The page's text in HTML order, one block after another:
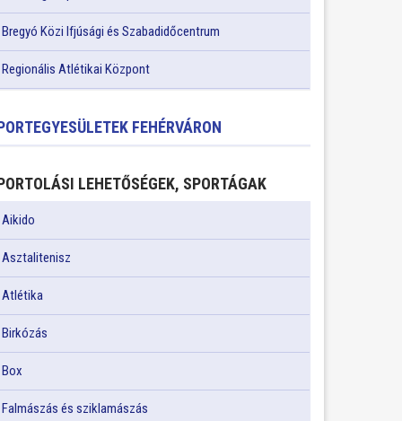
Bregyó Közi Ifjúsági és Szabadidőcentrum
Regionális Atlétikai Központ
FEHÉRVÁRON
LEHETŐSÉGEK, SPORTÁGAK
Aikido
Asztalitenisz
Atlétika
Birkózás
Box
Falmászás és sziklamászás